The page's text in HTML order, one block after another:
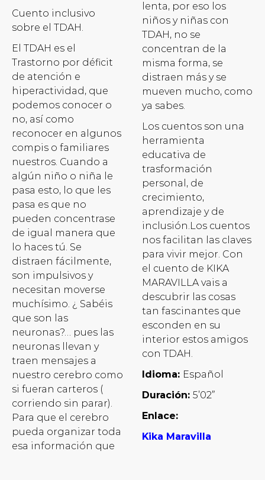
Cuento inclusivo
sobre el TDAH.
El TDAH es el
Trastorno por déficit
de atención e
hiperactividad, que
podemos conocer o
no, así como
reconocer en algunos
compis o familiares
nuestros. Cuando a
algún niño o niña le
pasa esto, lo que les
pasa es que no
pueden concentrase
de igual manera que
lo haces tú. Se
distraen fácilmente,
son impulsivos y
necesitan moverse
muchísimo. ¿ Sabéis
que son las
neuronas?… pues las
neuronas llevan y
traen mensajes a
nuestro cerebro como
si fueran carteros (
corriendo sin parar).
Para que el cerebro
pueda organizar toda
esa información que
lenta, por eso los
niños y niñas con
TDAH, no se
concentran de la
misma forma, se
distraen más y se
mueven mucho, como
ya sabes.
Los cuentos son una
herramienta
educativa de
trasformación
personal, de
crecimiento,
aprendizaje y de
inclusión.Los cuentos
nos facilitan las claves
para vivir mejor. Con
el cuento de KIKA
MARAVILLA vais a
descubrir las cosas
tan fascinantes que
esconden en su
interior estos amigos
con TDAH.
Idioma: Español
Duración: 5’02”
Enlace:
Kika Maravilla